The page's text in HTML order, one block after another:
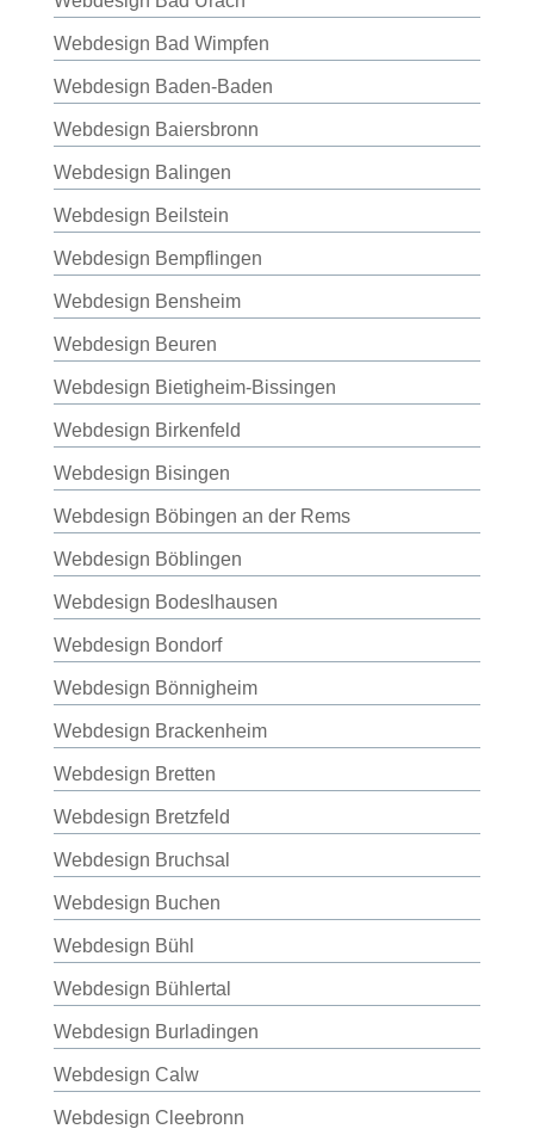
Webdesign Bad Wimpfen
Webdesign Baden-Baden
Webdesign Baiersbronn
Webdesign Balingen
Webdesign Beilstein
Webdesign Bempflingen
Webdesign Bensheim
Webdesign Beuren
Webdesign Bietigheim-Bissingen
Webdesign Birkenfeld
Webdesign Bisingen
Webdesign Böbingen an der Rems
Webdesign Böblingen
Webdesign Bodeslhausen
Webdesign Bondorf
Webdesign Bönnigheim
Webdesign Brackenheim
Webdesign Bretten
Webdesign Bretzfeld
Webdesign Bruchsal
Webdesign Buchen
Webdesign Bühl
Webdesign Bühlertal
Webdesign Burladingen
Webdesign Calw
Webdesign Cleebronn